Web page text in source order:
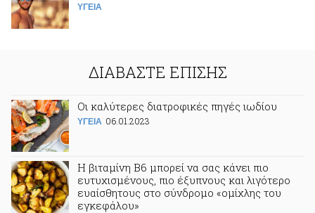
ΥΓΕΙΑ
ΔΙΑΒΑΣΤΕ ΕΠΙΣΗΣ
Οι καλύτερες διατροφικές πηγές ιωδίου
ΥΓΕΙΑ 06.01.2023
Η βιταμίνη Β6 μπορεί να σας κάνει πιο
ευτυχισμένους, πιο έξυπνους και λιγότερο
ευαίσθητους στο σύνδρομο «ομίχλης του
εγκεφάλου»